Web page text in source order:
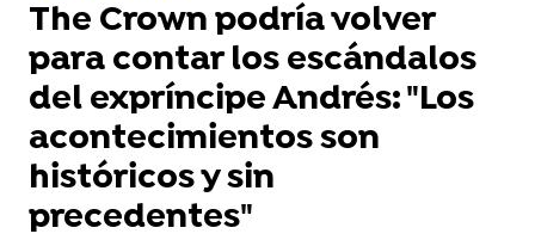
The Crown podría volver
para contar los escándalos
del expríncipe Andrés: "Los
acontecimientos son
históricos y sin
precedentes"